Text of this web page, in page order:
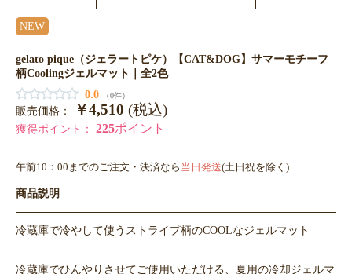
NEW
gelato pique（ジェラートピケ）【CAT&DOG】サマーモチーフ
柄Coolingジェルマット｜全2色
0.0
（0件）
販売価格： ￥4,510 (税込)
獲得ポイント： 225ポイント
午前10：00までのご注文・決済なら 当日発送(土日祝を除く)
商品説明
冷蔵庫で冷やして使うストライプ柄のCOOLなジェルマット
冷蔵庫でひんやりさせてご使用いただける、夏用の冷却ジェルマ